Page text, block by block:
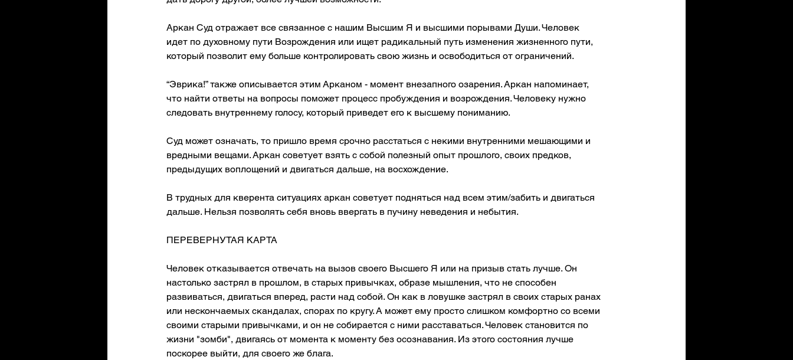
Аркан Суд отражает все связанное с нашим Высшим Я и высшими порывами Души. Человек
идет по духовному пути Возрождения или ищет радикальный путь изменения жизненного пути,
который позволит ему больше контролировать свою жизнь и освободиться от ограничений.
“Эврика!” также описывается этим Арканом - момент внезапного озарения. Аркан напоминает,
что найти ответы на вопросы поможет процесс пробуждения и возрождения. Человеку нужно
следовать внутреннему голосу, который приведет его к высшему пониманию.
Суд может означать, то пришло время срочно расстаться с некими внутренними мешающими и
вредными вещами. Аркан советует взять с собой полезный опыт прошлого, своих предков,
предыдущих воплощений и двигаться дальше, на восхождение.
В трудных для кверента ситуациях аркан советует подняться над всем этим/забить и двигаться
дальше. Нельзя позволять себя вновь ввергать в пучину неведения и небытия.
ПЕРЕВЕРНУТАЯ КАРТА
Человек отказывается отвечать на вызов своего Высшего Я или на призыв стать лучше. Он
настолько застрял в прошлом, в старых привычках, образе мышления, что не способен
развиваться, двигаться вперед, расти над собой. Он как в ловушке застрял в своих старых ранах
или нескончаемых скандалах, спорах по кругу. А может ему просто слишком комфортно со всеми
своими старыми привычками, и он не собирается с ними расставаться. Человек становится по
жизни "зомби", двигаясь от момента к моменту без осознавания. Из этого состояния лучше
поскорее выйти, для своего же блага.